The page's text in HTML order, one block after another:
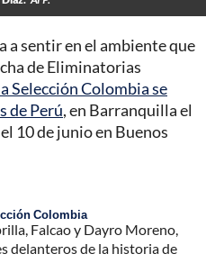
a sentir en el ambiente que
de Eliminatorias
Selección Colombia se
de Perú, en Barranquilla el
10 de junio en Buenos
Colombia
Falcao y Dayro Moreno,
delanteros de la historia de